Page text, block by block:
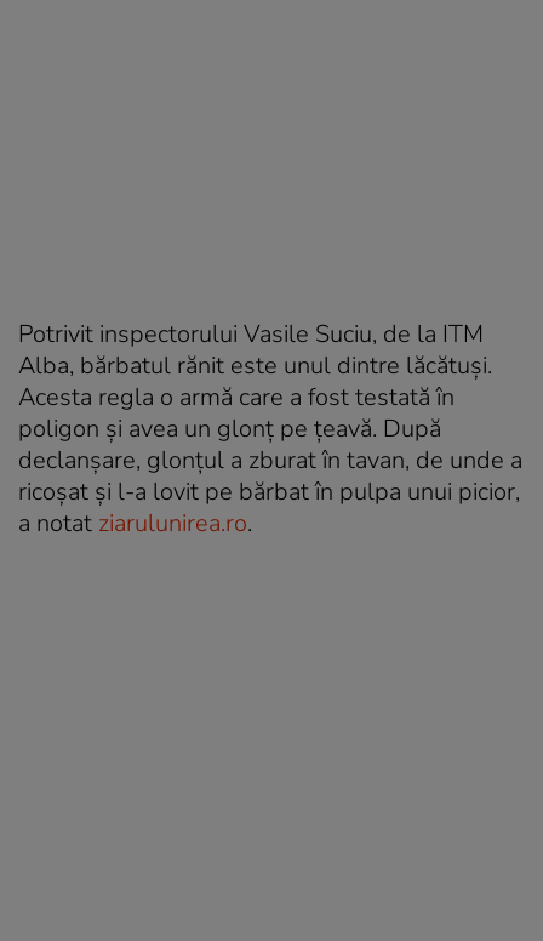
Potrivit inspectorului Vasile Suciu, de la ITM
Alba, bărbatul rănit este unul dintre lăcătuși.
Acesta regla o armă care a fost testată în
poligon și avea un glonț pe țeavă. După
declanșare, glonțul a zburat în tavan, de unde a
ricoșat și l-a lovit pe bărbat în pulpa unui picior,
a notat ziarulunirea.ro.